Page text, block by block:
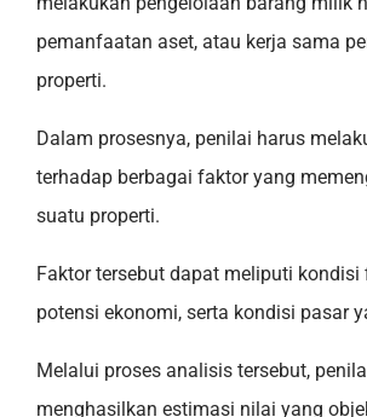
pemanfaatan aset, atau kerja sama
properti.
Dalam prosesnya, penilai harus
terhadap berbagai faktor yang
suatu properti.
Faktor tersebut dapat meliputi kondisi
potensi ekonomi, serta kondisi pasar
Melalui proses analisis tersebut,
menghasilkan estimasi nilai yang